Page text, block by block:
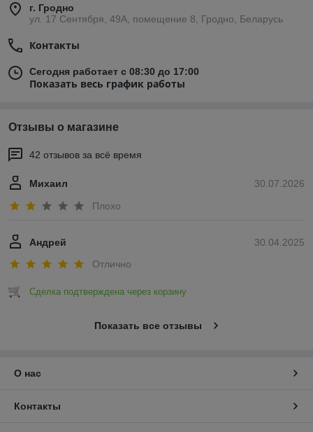
г. Гродно
ул. 17 Сентября, 49А, помещение 8, Гродно, Беларусь
Контакты
Сегодня работает с 08:30 до 17:00
Показать весь график работы
Отзывы о магазине
42 отзывов за всё время
30.07.2026
Михаил
Плохо
30.04.2025
Андрей
Отлично
Сделка подтверждена через корзину
Показать все отзывы
О нас
Контакты